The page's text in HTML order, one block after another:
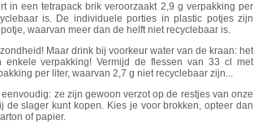
in een tetrapack brik veroorzaakt 2,9 g verpakking per
is. De individuele porties in plastic potjes zijn
waarvan meer dan de helft niet recyclebaar is.
Maar drink bij voorkeur water van de kraan: het
verpakking! Vermijd de flessen van 33 cl met
per liter, waarvan 2,7 g niet recyclebaar zijn...
ze zijn gewoon verzot op de restjes van onze
slager kunt kopen. Kies je voor brokken, opteer dan
of papier.